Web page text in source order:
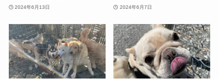
2024年6月13日 2024年6月7日